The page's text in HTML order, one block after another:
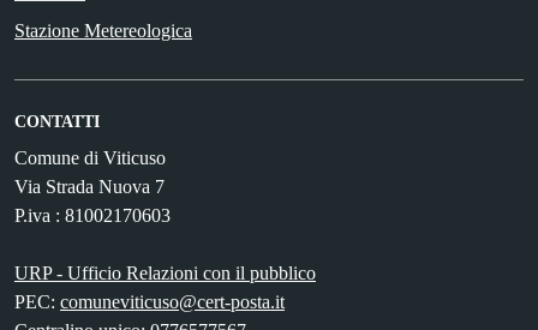
Stazione Metereologica
CONTATTI
Comune di Viticuso
Via Strada Nuova 7
P.iva : 81002170603
URP - Ufficio Relazioni con il pubblico
PEC: comuneviticuso@cert-posta.it